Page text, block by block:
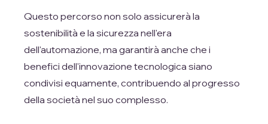
Questo percorso non solo assicurerà la
sostenibilità e la sicurezza nell'era
dell'automazione, ma garantirà anche che i
benefici dell'innovazione tecnologica siano
condivisi equamente, contribuendo al progresso
della società nel suo complesso.